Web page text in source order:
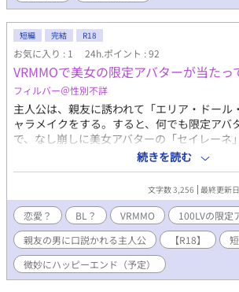
ません。 本編完結しました。他サイトにも掲
短編 完結 R18
お気に入り : 1 24h.ポイント : 92
VRMMOで美女の限定アバターが当た
フィルバー＠性別不詳
主人公は、親友に誘われて「エリア・ドール
ャラメイクをする。すると、何でも限定アバ
で、なし崩しに美女アバターの「セイレーネ
になった。LV100のセイレーネは支援型のク
のアバター「ジェイド」を支援する。VRの
す二人。そこに、ジェイドがある提案をす
女アバターで抱かれてくれないか？俺はまだ
という、一種変わったものであった…。
続きを読む
文字数 3,256 最終更新
恋愛？ BL？ VRMMO
100LVの限定
親友の男に口説かれる主人公
【R18】
微妙にハッピーエンド（予定）